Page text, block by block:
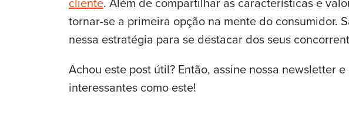
tornar-se a primeira opção na mente do consumidor.
nessa estratégia para se destacar dos seus
Achou este post útil? Então, assine nossa newsletter
interessantes como este!